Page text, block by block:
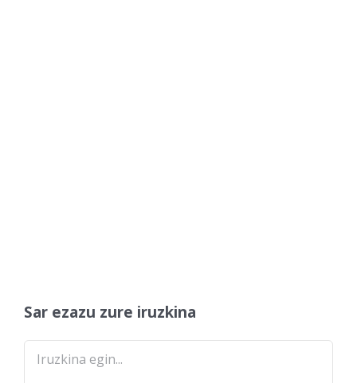
Sar ezazu zure iruzkina
Comment